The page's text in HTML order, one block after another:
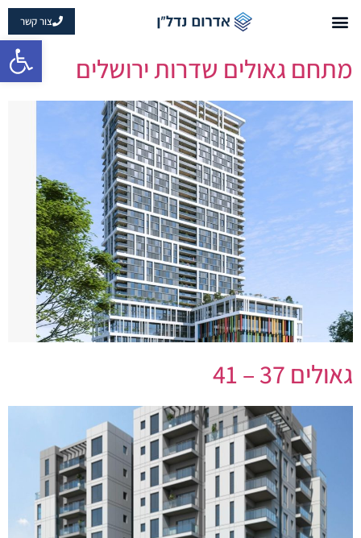
צור קשר
מתחם גאולים שדרות ירושלים
גאולים 37 – 41